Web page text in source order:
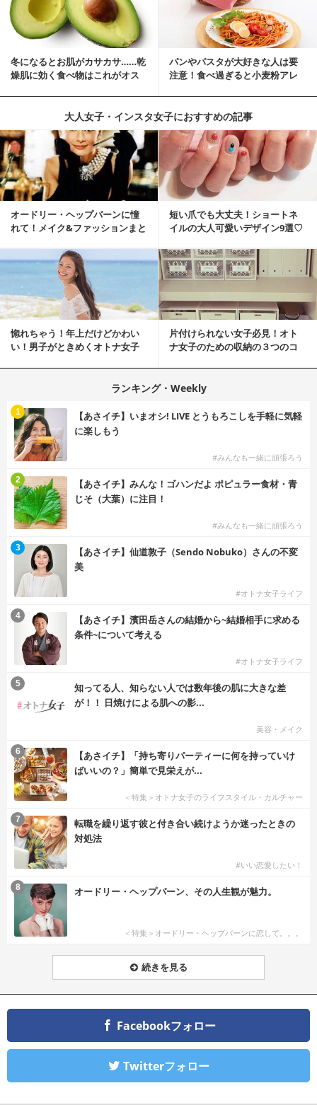
冬になるとお肌がカサカサ……乾
燥肌に効く食べ物はこれがオス
パンやパスタが大好きな人は要
注意！食べ過ぎると小麦粉アレ
大人女子・インスタ女子におすすめの記事
オードリー・ヘップバーンに憧
れて！メイク&ファッションまと
短い爪でも大丈夫！ショートネ
イルの大人可愛いデザイン9選♡
惚れちゃう！年上だけどかわい
い！男子がときめくオトナ女子
片付けられない女子必見！オト
ナ女子のための収納の３つのコ
ランキング・Weekly
【あさイチ】いまオシ! LIVE とうもろこしを手軽に気軽
に楽しもう
#みんなも一緒に頑張ろう
1
【あさイチ】みんな！ゴハンだよ ポピュラー食材・青
じそ（大葉）に注目！
#みんなも一緒に頑張ろう
2
【あさイチ】仙道敦子（Sendo Nobuko）さんの不変
美
#オトナ女子ライフ
3
【あさイチ】濱田岳さんの結婚から~結婚相手に求める
条件~について考える
#オトナ女子ライフ
4
知ってる人、知らない人では数年後の肌に大きな差
が！！ 日焼けによる肌への影...
美容・メイク
5
【あさイチ】「持ち寄りパーティーに何を持っていけ
ばいいの？」簡単で見栄えが...
＜特集＞オトナ女子のライフスタイル・カルチャー
6
転職を繰り返す彼と付き合い続けようか迷ったときの
対処法
#いい恋愛したい！
7
オードリー・ヘップバーン、その人生観が魅力。
＜特集＞オードリー・ヘップバーンに恋して。。。
8
続きを見る
Facebookフォロー
Twitterフォロー